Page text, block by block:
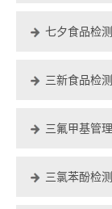
七夕食品检测
三新食品检测
三氟甲基管理
三氯苯酚检测